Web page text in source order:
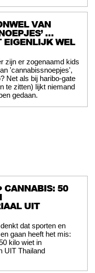
VAN
…
EIGENLIJK WEL
zijn er zogenaamd kids
'cannabissnoepjes',
Net als bij haribo-gate
te zitten) lijkt niemand
gedaan.
CANNABIS: 50
UIT
dat sporten en
gaan heeft het mis:
kilo wiet in
UIT Thailand